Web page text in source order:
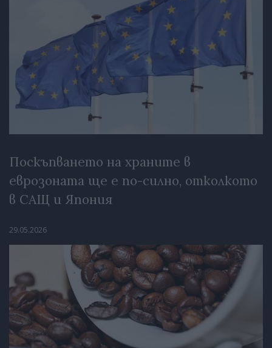
Поскъпването на храните в
еврозоната ще е по-силно, отколкото
в САЩ и Япония
29.05.2026